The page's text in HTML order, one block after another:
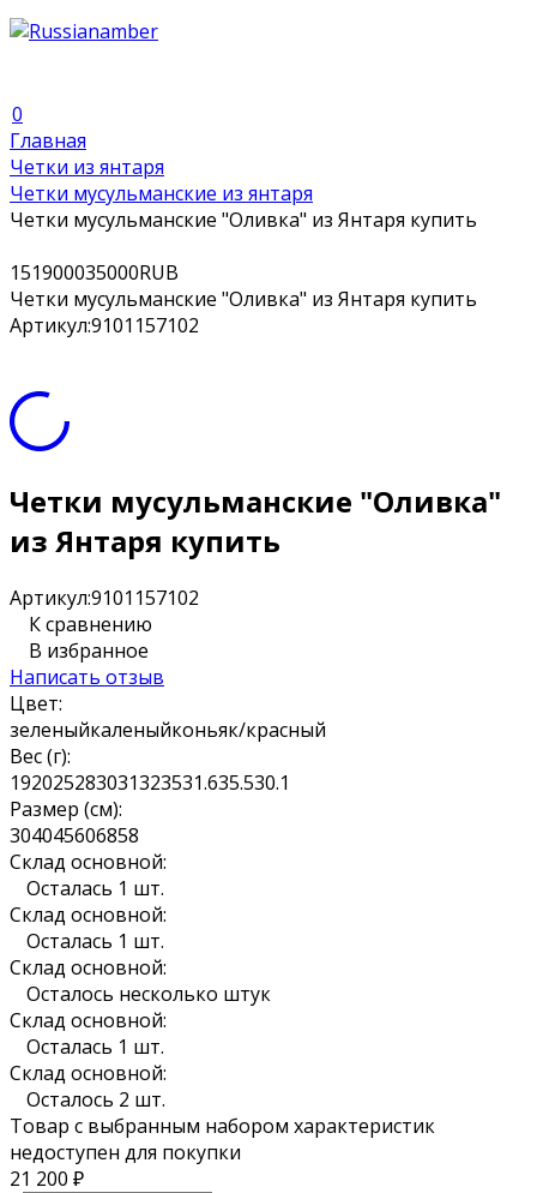
0
Главная
Четки из янтаря
Четки мусульманские из янтаря
Четки мусульманские "Оливка" из Янтаря купить
151900035000RUB
Четки мусульманские "Оливка" из Янтаря купить
Артикул:9101157102
Четки мусульманские "Оливка"
из Янтаря купить
Артикул:9101157102
К сравнению
В избранное
Написать отзыв
Цвет:
зеленыйкаленыйконьяк/красный
Вес (г):
192025283031323531.635.530.1
Размер (см):
304045606858
Склад основной:
Осталась 1 шт.
Склад основной:
Осталась 1 шт.
Склад основной:
Осталось несколько штук
Склад основной:
Осталась 1 шт.
Склад основной:
Осталось 2 шт.
Товар с выбранным набором характеристик
недоступен для покупки
21 200 ₽